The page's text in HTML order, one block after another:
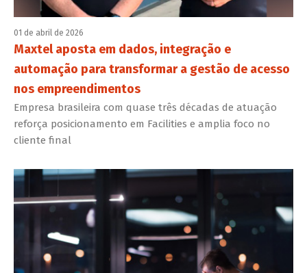
01 de abril de 2026
Maxtel aposta em dados, integração e
automação para transformar a gestão de acesso
nos empreendimentos
Empresa brasileira com quase três décadas de atuação
reforça posicionamento em Facilities e amplia foco no
cliente final